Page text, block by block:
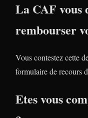
La CAF vous
rembourser
Vous contestez cette
formulaire de recours
Etes vous